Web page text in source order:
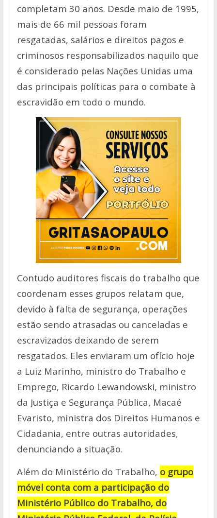
completam 30 anos. Desde maio de 1995,
mais de 66 mil pessoas foram
resgatadas, salários e direitos pagos e
criminosos responsabilizados naquilo que
é considerado pelas Nações Unidas uma
das principais políticas para o combate à
escravidão em todo o mundo.
Contudo auditores fiscais do trabalho que
coordenam esses grupos relatam que,
devido à falta de segurança, operações
estão sendo atrasadas ou canceladas e
escravizados deixando de serem
resgatados. Eles enviaram um ofício hoje
a Luiz Marinho, ministro do Trabalho e
Emprego, Ricardo Lewandowski, ministro
da Justiça e Segurança Pública, Macaé
Evaristo, ministra dos Direitos Humanos e
Cidadania, entre outras autoridades,
denunciando a situação.
Além do Ministério do Trabalho, o grupo
móvel conta com a participação do
Ministério Público do Trabalho, do